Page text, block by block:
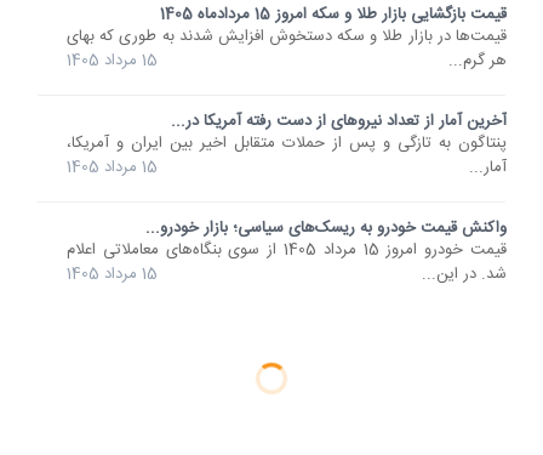
قیمت بازگشایی بازار طلا و سکه امروز 15 مردادماه 1405
قیمت‌ها در بازار طلا و سکه دستخوش افزایش شدند به طوری که بهای
هر گرم...
15 مرداد 1405
آخرین آمار از تعداد نیروهای از دست رفته آمریکا در...
پنتاگون به تازگی و پس از حملات متقابل اخیر بین ایران و آمریکا،
آمار...
15 مرداد 1405
واکنش قیمت خودرو به ریسک‌های سیاسی؛ بازار خودرو...
قیمت خودرو امروز 15 مرداد 1405 از سوی بنگاه‌های معاملاتی اعلام
شد. در این...
15 مرداد 1405